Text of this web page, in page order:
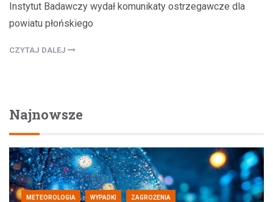
Instytut Badawczy wydał komunikaty ostrzegawcze dla
powiatu płońskiego
CZYTAJ DALEJ
Najnowsze
METEOROLOGIA WYPADKI ZAGROŻENIA